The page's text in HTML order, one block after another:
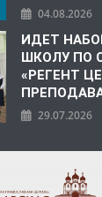
04.08.2026
ИДЕТ
ШКОЛУ ПО
«РЕГЕНТ
29.07.2026